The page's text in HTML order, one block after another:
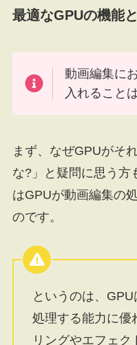
最適なGPUの機能
動画編集に
入れること
まず、なぜGPUがそ
な?」と疑問に思う方
はGPUが動画編集の
のです。
というのは、
処理する能力に優
リングやエフェ